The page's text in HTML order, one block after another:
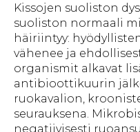
Kissojen suoliston
suoliston normaali
häiriintyy:
vähenee ja
organismit alkavat
antibioottikuurin
ruokavalion,
seurauksena.
negatiivisesti